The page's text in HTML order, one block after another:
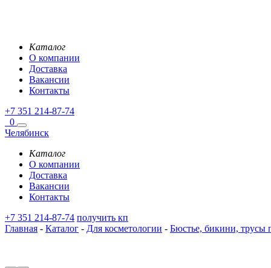
Каталог
О компании
Доставка
Вакансии
Контакты
+7 351 214-87-74
0
Челябинск
Каталог
О компании
Доставка
Вакансии
Контакты
+7 351 214-87-74 получить кп
Главная - Каталог - Для косметологии - Бюстье, бикини, трусы